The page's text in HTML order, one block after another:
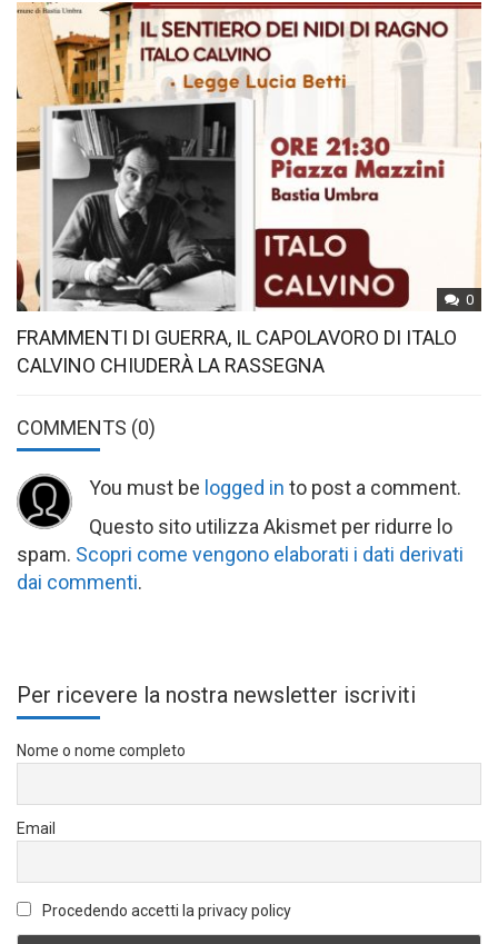
0
FRAMMENTI DI GUERRA, IL CAPOLAVORO DI ITALO
CALVINO CHIUDERÀ LA RASSEGNA
COMMENTS (0)
You must be logged in to post a comment.
Questo sito utilizza Akismet per ridurre lo
spam. Scopri come vengono elaborati i dati derivati
dai commenti.
Per ricevere la nostra newsletter iscriviti
Nome o nome completo
Email
Procedendo accetti la privacy policy